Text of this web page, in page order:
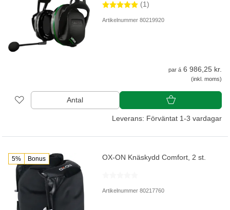
(1)
Artikelnummer 80219920
par á 6 986,25 kr.
(inkl. moms)
Antal
Leverans: Förväntat 1-3 vardagar
5% Bonus OX-ON Knäskydd Comfort, 2 st.
Artikelnummer 80217760